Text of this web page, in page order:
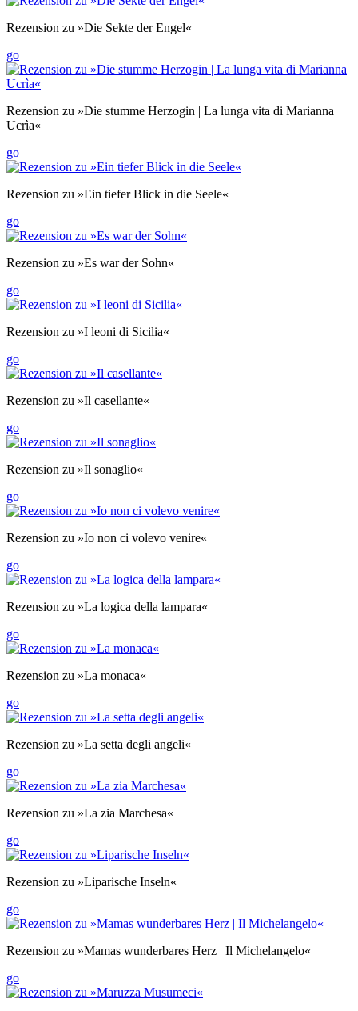
Rezension zu »Die Sekte der Engel«
go
Rezension zu »Die stumme Herzogin | La lunga vita di Marianna
Ucrìa«
go
Rezension zu »Ein tiefer Blick in die Seele«
go
Rezension zu »Es war der Sohn«
go
Rezension zu »I leoni di Sicilia«
go
Rezension zu »Il casellante«
go
Rezension zu »Il sonaglio«
go
Rezension zu »Io non ci volevo venire«
go
Rezension zu »La logica della lampara«
go
Rezension zu »La monaca«
go
Rezension zu »La setta degli angeli«
go
Rezension zu »La zia Marchesa«
go
Rezension zu »Liparische Inseln«
go
Rezension zu »Mamas wunderbares Herz | Il Michelangelo«
go